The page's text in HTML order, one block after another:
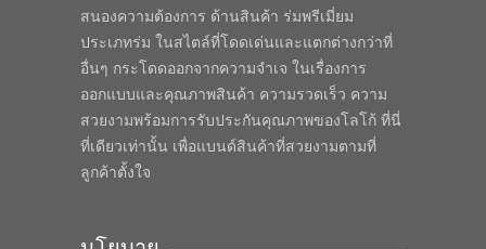
สนองความต้องการ ด้านสินค้า ร่มพรีเมี่ยม
ประเภทร่ม ในสไตล์ที่โดดเด่นและแตกต่างกว่าที่
อื่นๆ กระโดดออกจากความจำเจ ในเรื่องการ
ออกแบบและคุณภาพสินค้า ความรวดเร็ว ความ
สวยงามพร้อมการรับประกันคุณภาพของโลโก้ ที่นี่
ที่เดียวเท่านั้น เพื่อแบนด์สินค้าที่สวยงามตามที่
ลูกค้าตั้งใจ